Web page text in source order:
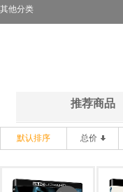
其他分类
推荐商品
默认排序 总价